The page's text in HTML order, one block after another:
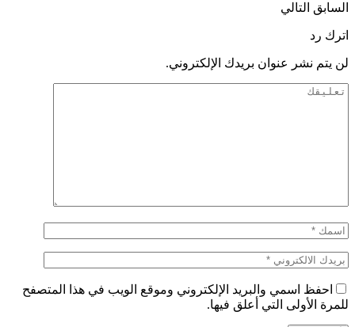
السابق التالي
اترك رد
لن يتم نشر عنوان بريدك الإلكتروني.
احفظ اسمي والبريد الإلكتروني وموقع الويب في هذا المتصفح
للمرة الأولى التي أعلق فيها.